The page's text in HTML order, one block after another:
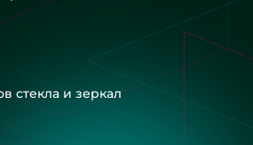
стекла и зеркал